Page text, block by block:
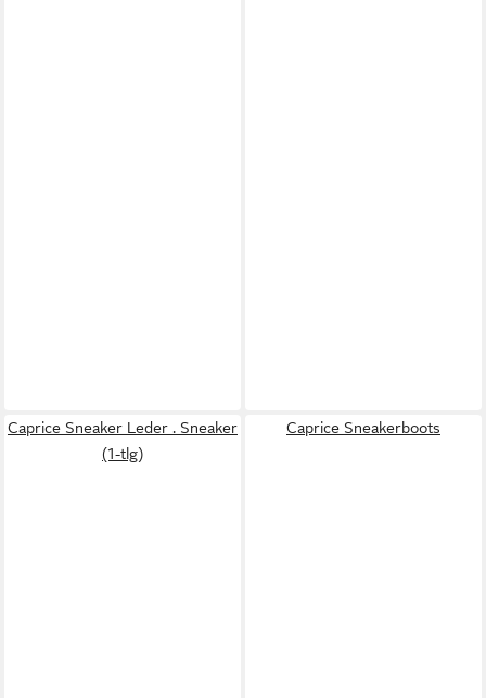
Caprice Sneaker Leder . Sneaker
(1-tlg)
Caprice Sneakerboots